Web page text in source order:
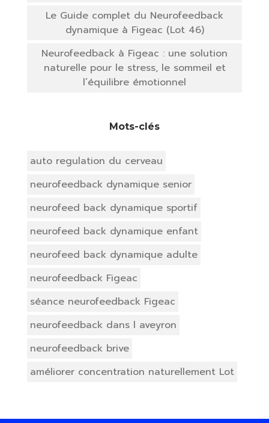
Le Guide complet du Neurofeedback
dynamique à Figeac (Lot 46)
Neurofeedback à Figeac : une solution
naturelle pour le stress, le sommeil et
l’équilibre émotionnel
Mots-clés
auto regulation du cerveau
neurofeedback dynamique senior
neurofeed back dynamique sportif
neurofeed back dynamique enfant
neurofeed back dynamique adulte
neurofeedback Figeac
séance neurofeedback Figeac
neurofeedback dans l aveyron
neurofeedback brive
améliorer concentration naturellement Lot